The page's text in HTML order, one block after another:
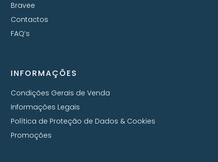
Bravee
Contactos
FAQ’s
INFORMAÇÕES
Condições Gerais de Venda
Informações Legais
Política de Proteção de Dados & Cookies
Promoções